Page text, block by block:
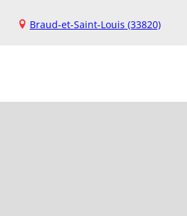
Braud-et-Saint-Louis (33820)